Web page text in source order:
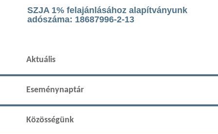
SZJA 1% felajánlásához alapítványunk
adószáma: 18687996-2-13
Aktuális
Eseménynaptár
Közösségünk